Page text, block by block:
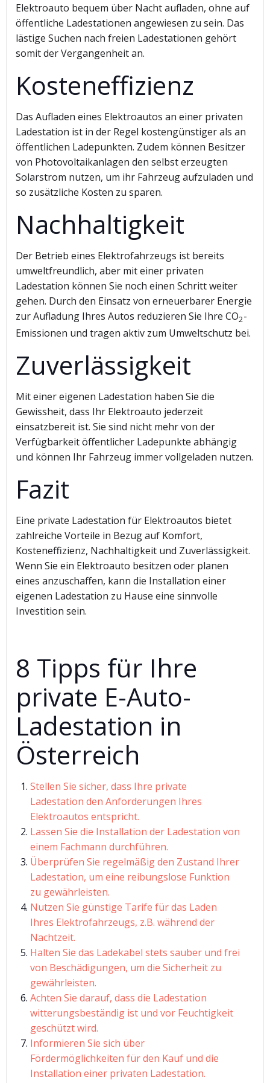
Elektroauto bequem über Nacht aufladen, ohne auf
öffentliche Ladestationen angewiesen zu sein. Das
lästige Suchen nach freien Ladestationen gehört
somit der Vergangenheit an.
Kosteneffizienz
Das Aufladen eines Elektroautos an einer privaten
Ladestation ist in der Regel kostengünstiger als an
öffentlichen Ladepunkten. Zudem können Besitzer
von Photovoltaikanlagen den selbst erzeugten
Solarstrom nutzen, um ihr Fahrzeug aufzuladen und
so zusätzliche Kosten zu sparen.
Nachhaltigkeit
Der Betrieb eines Elektrofahrzeugs ist bereits
umweltfreundlich, aber mit einer privaten
Ladestation können Sie noch einen Schritt weiter
gehen. Durch den Einsatz von erneuerbarer Energie
zur Aufladung Ihres Autos reduzieren Sie Ihre CO2-
Emissionen und tragen aktiv zum Umweltschutz bei.
Zuverlässigkeit
Mit einer eigenen Ladestation haben Sie die
Gewissheit, dass Ihr Elektroauto jederzeit
einsatzbereit ist. Sie sind nicht mehr von der
Verfügbarkeit öffentlicher Ladepunkte abhängig
und können Ihr Fahrzeug immer vollgeladen nutzen.
Fazit
Eine private Ladestation für Elektroautos bietet
zahlreiche Vorteile in Bezug auf Komfort,
Kosteneffizienz, Nachhaltigkeit und Zuverlässigkeit.
Wenn Sie ein Elektroauto besitzen oder planen
eines anzuschaffen, kann die Installation einer
eigenen Ladestation zu Hause eine sinnvolle
Investition sein.
8 Tipps für Ihre
private E-Auto-
Ladestation in
Österreich
Stellen Sie sicher, dass Ihre private
Ladestation den Anforderungen Ihres
Elektroautos entspricht.
Lassen Sie die Installation der Ladestation von
einem Fachmann durchführen.
Überprüfen Sie regelmäßig den Zustand Ihrer
Ladestation, um eine reibungslose Funktion
zu gewährleisten.
Nutzen Sie günstige Tarife für das Laden
Ihres Elektrofahrzeugs, z.B. während der
Nachtzeit.
Halten Sie das Ladekabel stets sauber und frei
von Beschädigungen, um die Sicherheit zu
gewährleisten.
Achten Sie darauf, dass die Ladestation
witterungsbeständig ist und vor Feuchtigkeit
geschützt wird.
Informieren Sie sich über
Fördermöglichkeiten für den Kauf und die
Installation einer privaten Ladestation.